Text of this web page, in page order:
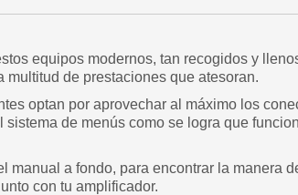
equipos modernos, tan recogidos y
multitud de prestaciones que atesoran.
optan por aprovechar al máximo los
sistema de menús como se logra que
manual a fondo, para encontrar la manera
con tu amplificador.